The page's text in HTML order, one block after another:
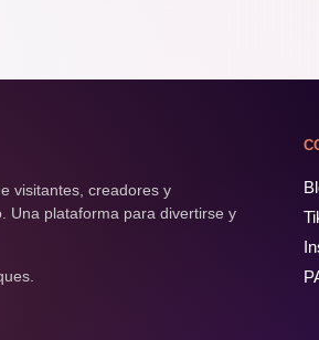
visitantes, creadores y
Una plataforma para divertirse y